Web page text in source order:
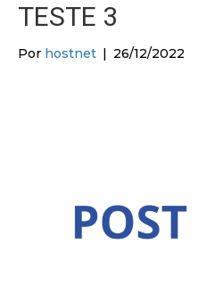
TESTE 3
Por hostnet | 26/12/2022